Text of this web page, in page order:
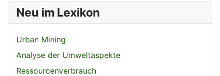
Neu im Lexikon
Urban Mining
Analyse der Umweltaspekte
Ressourcenverbrauch